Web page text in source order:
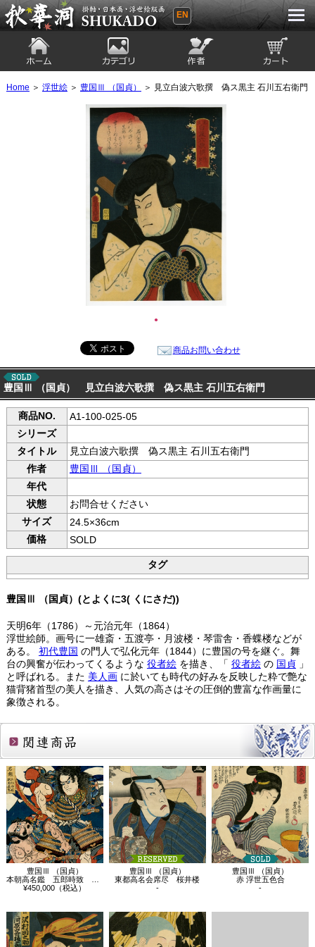
秋華洞 SHUKADO 掛軸・日本画・浮世
EN
Home ＞ 浮世絵＞ 豊国Ⅲ （国貞） ＞ 見立白波六歌撰 偽ス黒主 石川五右衛門
●
商品お問い合わせ
豊国Ⅲ （国貞） 見立白波六歌撰 偽ス黒主 石川五右衛門
商品NO.
A1-100-025-05
シリーズ
タイトル
見立白波六歌撰 偽ス黒主 石川五右衛門
作者
豊国Ⅲ （国貞）
年代
状態
お問合せください
サイズ
24.5×36cm
価格
SOLD
タグ
豊国Ⅲ （国貞）(とよくに3( くにさだ))
天明6年（1786）～元治元年（1864）
浮世絵師。画号に一雄斎・五渡亭・月波楼・琴雷舎・香蝶楼などが
ある。 初代豊国 の門人で弘化元年（1844）に豊国の号を継ぐ。舞
台の興奮が伝わってくるような 役者絵を描き、「 役者絵の 国貞」
と呼ばれる。また 美人画に於いても時代の好みを反映した粋で艶な
猫背猪首型の美人を描き、人気の高さはその圧倒的豊富な作画量に
象徴される。
関連商品
豊国Ⅲ （国貞）
本朝高名鑑 五郎時致 朝夷義秀
¥450,000（税込）
豊国Ⅲ （国貞）
東都高名会席尽 桜井楼
-
豊国Ⅲ （国貞）
赤 浮世五色合
-